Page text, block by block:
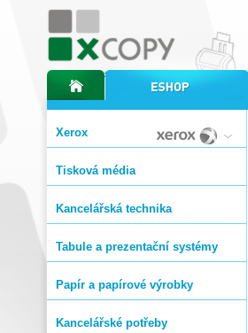
Xerox
Tisková média
Kancelářská technika
Tabule a prezentační systémy
Papír a papírové výrobky
Kancelářské potřeby
úvodní stránka xcopyinternetový obchod xcopy